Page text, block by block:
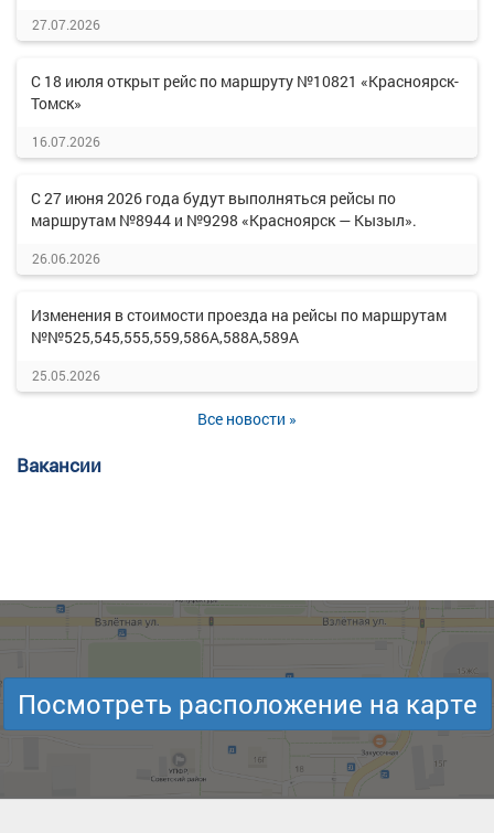
27.07.2026
С 18 июля открыт рейс по маршруту №10821 «Красноярск-
Томск»
16.07.2026
С 27 июня 2026 года будут выполняться рейсы по
маршрутам №8944 и №9298 «Красноярск — Кызыл».
26.06.2026
Изменения в стоимости проезда на рейсы по маршрутам
№№525,545,555,559,586А,588А,589А
25.05.2026
Все новости »
Вакансии
Посмотреть расположение на карте